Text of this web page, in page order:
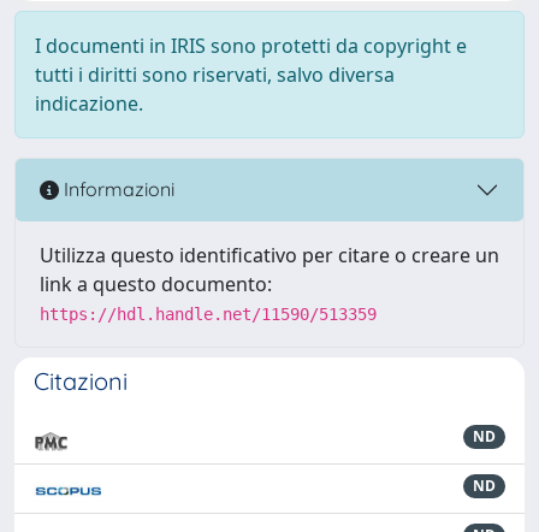
I documenti in IRIS sono protetti da copyright e
tutti i diritti sono riservati, salvo diversa
indicazione.
Informazioni
Utilizza questo identificativo per citare o creare un
link a questo documento:
https://hdl.handle.net/11590/513359
Citazioni
ND
ND